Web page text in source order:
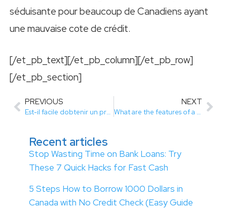
séduisante pour beaucoup de Canadiens ayant
une mauvaise cote de crédit.
[/et_pb_text][/et_pb_column][/et_pb_row]
[/et_pb_section]
PREVIOUS
Est-il facile dobtenir un prêt de 3000 sans enquête de crédit
NEXT
What are the features of a secured credit card?
Recent articles
Stop Wasting Time on Bank Loans: Try
These 7 Quick Hacks for Fast Cash
5 Steps How to Borrow 1000 Dollars in
Canada with No Credit Check (Easy Guide